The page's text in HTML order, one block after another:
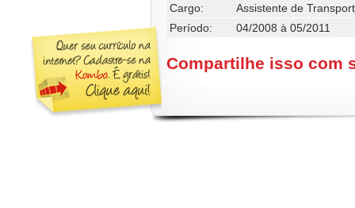
Cargo:
Assistente de
Período:
04/2008 à 05/2011
Compartilhe isso com